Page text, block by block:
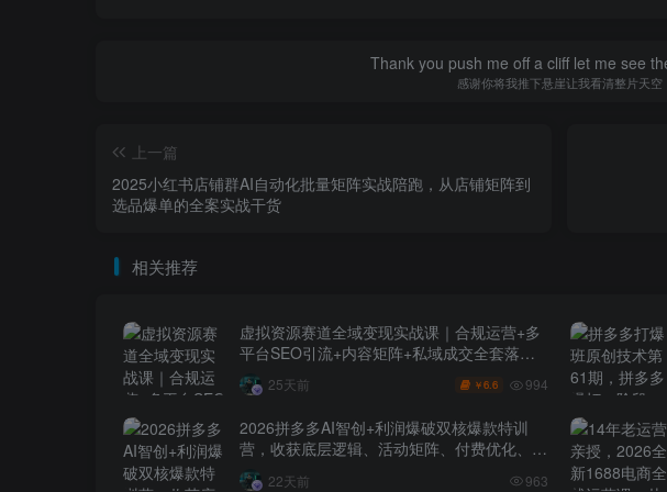
Thank you push me off a cliff let me see
感谢你将我推下悬崖让我看清整片天空
上一篇
2025小红书店铺群AI自动化批量矩阵实战陪跑，从店铺矩阵到
选品爆单的全案实战干货
相关推荐
虚拟资源赛道全域变现实战课｜合规运营+多
平台SEO引流+内容矩阵+私域成交全套落地
玩法
25天前 ￥6.6 994
2026拼多多AI智创+利润爆破双核爆款特训
营，收获底层逻辑、活动矩阵、付费优化、0-
1打爆SOP
22天前 963